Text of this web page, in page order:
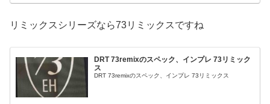
リミックスシリーズなら73リミックスですね
DRT 73remixのスペック、インプレ 73リミック
ス
DRT 73remixのスペック、インプレ 73リミックス